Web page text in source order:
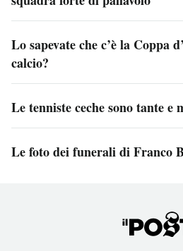
Lo sapevate che c’è la Coppa
calcio?
Le tenniste ceche sono tante e
Le foto dei funerali di Franco